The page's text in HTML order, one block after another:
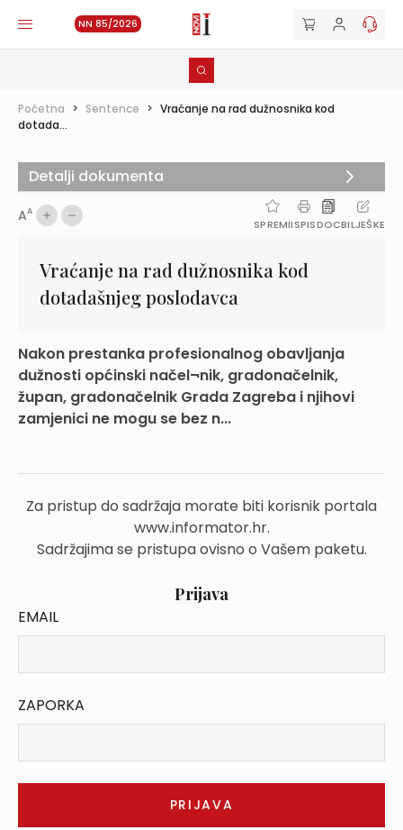
NN 85/2026
Početna > Sentence > Vraćanje na rad dužnosnika kod
dotada...
AA
SPREMIISPISDOCBILJEŠKE
Vraćanje na rad dužnosnika kod
dotadašnjeg poslodavca
Nakon prestanka profesionalnog obavljanja
dužnosti općinski načel¬nik, gradonačelnik,
župan, gradonačelnik Grada Zagreba i njihovi
zamjenici ne mogu se bez n...
Za pristup do sadržaja morate biti korisnik portala
www.informator.hr.
Sadržajima se pristupa ovisno o Vašem paketu.
Prijava
EMAIL
ZAPORKA
Detalji dokumenta